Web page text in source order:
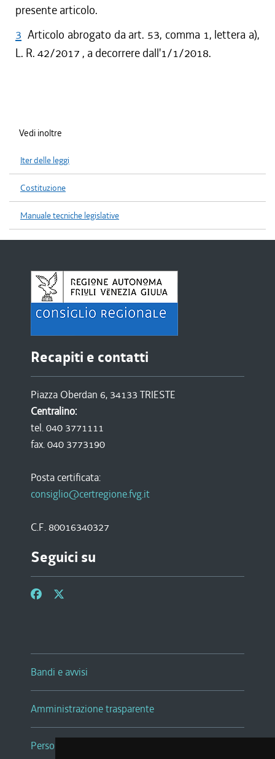
presente articolo.
3 Articolo abrogato da art. 53, comma 1, lettera a),
L. R. 42/2017 , a decorrere dall'1/1/2018.
Vedi inoltre
Iter delle leggi
Costituzione
Manuale tecniche legislative
Recapiti e contatti
Piazza Oberdan 6, 34133 TRIESTE
Centralino:
tel. 040 3771111
fax. 040 3773190
Posta certificata:
consiglio@certregione.fvg.it
C.F. 80016340327
Seguici su
Bandi e avvisi
Amministrazione trasparente
Persone e Uffici